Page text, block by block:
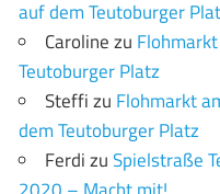
auf dem Teutoburger
Carolinezu
Teutoburger Platz
Steffizu Flohmarkt
dem Teutoburger Platz
FerdizuSpielstraße